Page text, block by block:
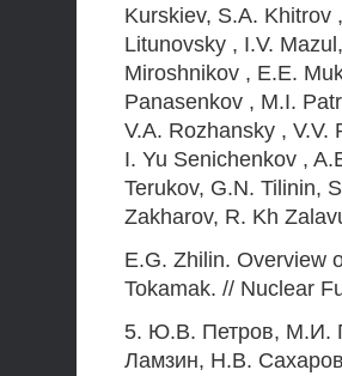
Kurskiev, S.A. Khitrov
Litunovsky , I.V.
Miroshnikov , E.E.
Panasenkov , M.I.
V.A. Rozhansky , V.V.
I. Yu Senichenkov ,
Terukov, G.N. Tilinin,
Zakharov, R. Kh
E.G. Zhilin. Overview
Tokamak. // Nuclear
5. Ю.В. Петров, М.И.
Ламзин, Н.В.